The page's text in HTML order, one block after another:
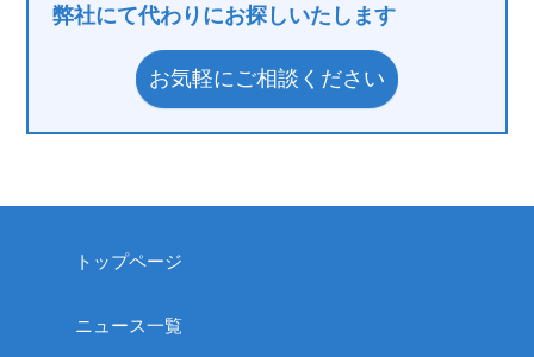
弊社にて代わりにお探しいたします
お気軽にご相談ください
トップページ
ニュース一覧